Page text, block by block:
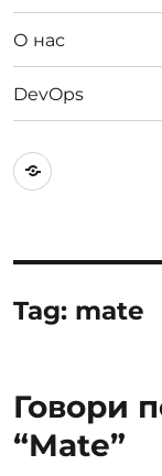
О нас
DevOps
Австралия
Tag: mate
Говори
“Mate”